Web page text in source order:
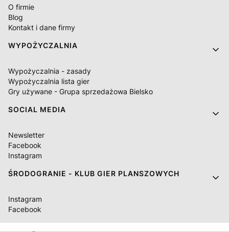
O firmie
Blog
Kontakt i dane firmy
WYPOŻYCZALNIA
Wypożyczalnia - zasady
Wypożyczalnia lista gier
Gry używane - Grupa sprzedażowa Bielsko
SOCIAL MEDIA
Newsletter
Facebook
Instagram
ŚRODOGRANIE - KLUB GIER PLANSZOWYCH
Instagram
Facebook